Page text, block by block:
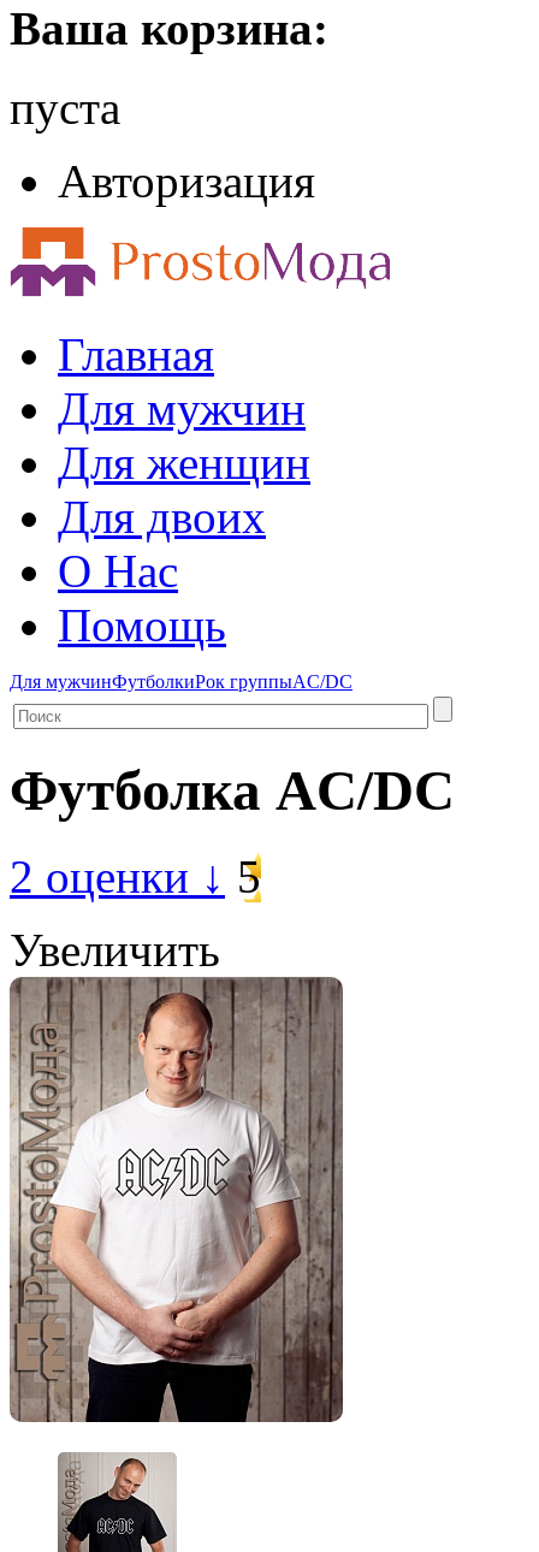
Ваша корзина:
пуста
Авторизация
Главная
Для мужчин
Для женщин
Для двоих
О Нас
Помощь
Для мужчинФутболкиРок группыAC/DC
Футболка AC/DC
2 оценки ↓ 5
Увеличить